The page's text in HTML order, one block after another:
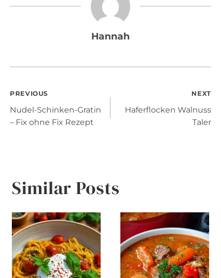
Hannah
Post
navigation
PREVIOUS
Nudel-Schinken-Gratin
– Fix ohne Fix Rezept
NEXT
Haferflocken Walnuss
Taler
Similar Posts